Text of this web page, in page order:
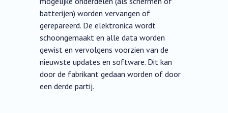
batterijen) worden vervangen of
gerepareerd. De elektronica wordt
schoongemaakt en alle data worden
gewist en vervolgens voorzien van de
nieuwste updates en software. Dit kan
door de fabrikant gedaan worden of door
een derde partij.